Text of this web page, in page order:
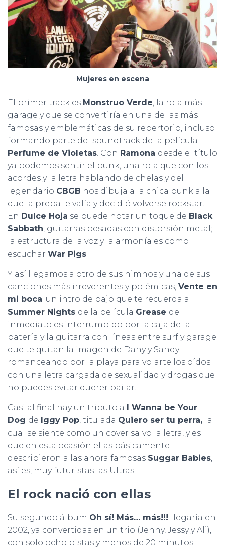
Mujeres en escena
El primer track es Monstruo Verde, la rola más
garage y que se convertiría en una de las más
famosas y emblemáticas de su repertorio, incluso
formando parte del soundtrack de la película
Perfume de Violetas. Con Ramona desde el título
ya podemos sentir el punk, una rola que con los
acordes y la letra hablando de chelas y del
legendario CBGB nos dibuja a la chica punk a la
que la prepa le valía y decidió volverse rockstar.
En Dulce Hoja se puede notar un toque de Black
Sabbath, guitarras pesadas con distorsión metal;
la estructura de la voz y la armonía es como
escuchar War Pigs.
Y así llegamos a otro de sus himnos y una de sus
canciones más irreverentes y polémicas, Vente en
mi boca; un intro de bajo que te recuerda a
Summer Nights de la película Grease de
inmediato es interrumpido por la caja de la
batería y la guitarra con líneas entre surf y garage
que te quitan la imagen de Dany y Sandy
romanceando por la playa para volarte los oídos
con una letra cargada de sexualidad y drogas que
no puedes evitar querer bailar.
Casi al final hay un tributo a
I Wanna be Your
Dog de Iggy Pop, titulada Quiero ser tu perra, la
cual se siente como un cover salvo la letra, y es
que en esta ocasión ellas básicamente
describieron a las ahora famosas Suggar Babies,
así es, muy futuristas las Ultras.
El rock nació con ellas
Su segundo álbum Oh sí! Más… más!!!
llegaría en
2002, ya convertidas en un trio (Jenny, Jessy y Ali),
con solo ocho pistas y menos de 20 minutos